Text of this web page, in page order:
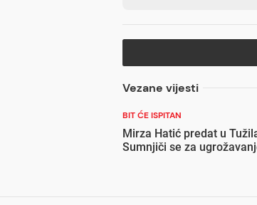
Vezane vijesti
BIT ĆE ISPITAN
Mirza Hatić predat u
Sumnjiči se za